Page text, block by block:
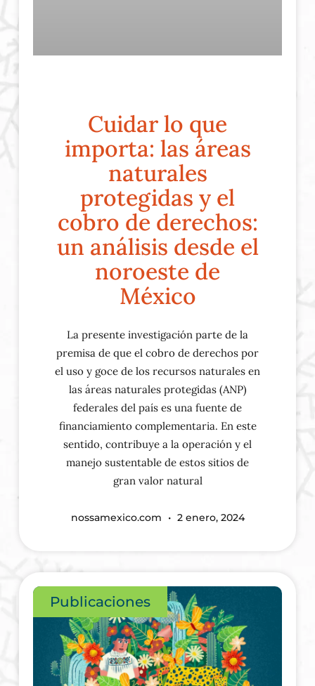
Cuidar lo que
importa: las áreas
naturales
protegidas y el
cobro de derechos:
un análisis desde el
noroeste de
México
La presente investigación parte de la
premisa de que el cobro de derechos por
el uso y goce de los recursos naturales en
las áreas naturales protegidas (ANP)
federales del país es una fuente de
financiamiento complementaria. En este
sentido, contribuye a la operación y el
manejo sustentable de estos sitios de
gran valor natural
nossamexico.com 2 enero, 2024
Publicaciones